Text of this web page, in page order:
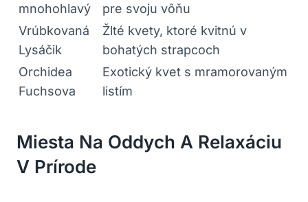
mnohohlavý
pre svoju vôňu
Vrúbkovaná
Lysáčik
Žlté kvety, ktoré kvitnú v
bohatých strapcoch
Orchidea
Fuchsova
Exotický kvet s mramorovaným
listím
Miesta Na Oddych A Relaxáciu
V Prírode